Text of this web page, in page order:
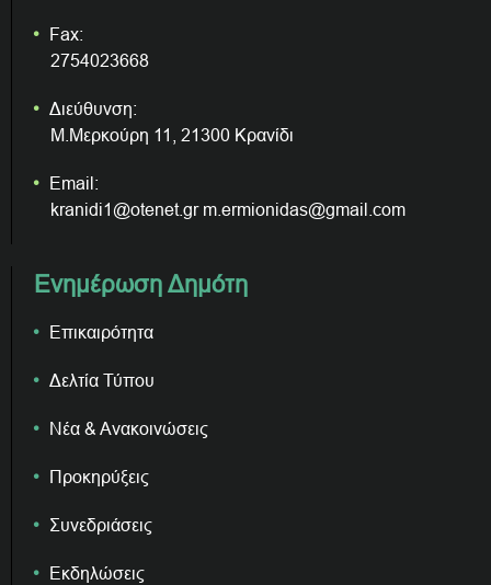
Fax:
2754023668
Διεύθυνση:
Μ.Μερκούρη 11, 21300 Κρανίδι
Email:
kranidi1@otenet.gr m.ermionidas@gmail.com
Ενημέρωση Δημότη
Επικαιρότητα
Δελτία Τύπου
Νέα & Ανακοινώσεις
Προκηρύξεις
Συνεδριάσεις
Εκδηλώσεις